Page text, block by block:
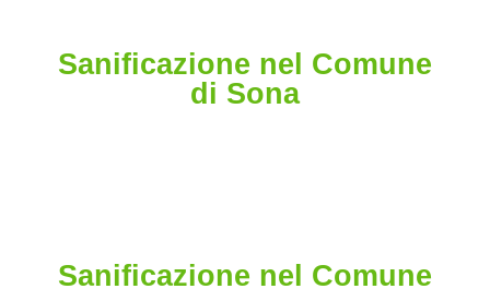
Sanificazione nel Comune
di Sona
Sanificazione nel Comune